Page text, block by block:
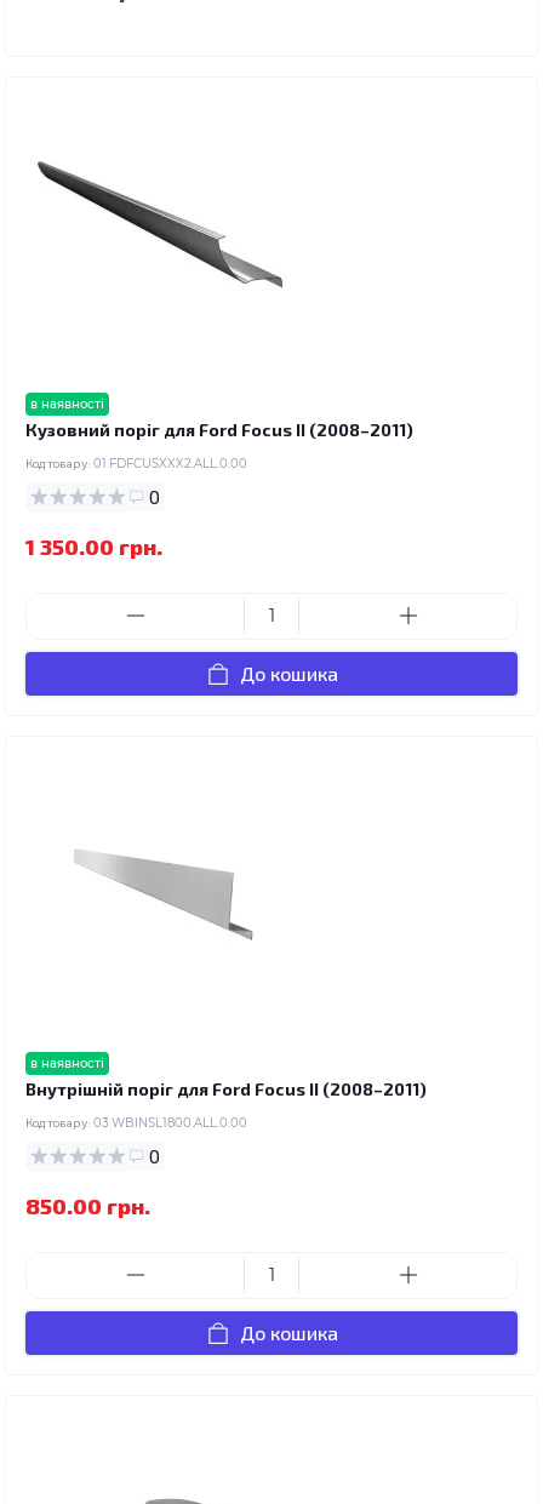
в наявності
Кузовний поріг для Ford Focus II (2008–2011)
Код товару: 01.FDFCUSXXX2.ALL.0.00
0
1 350.00 грн.
До кошика
в наявності
Внутрішній поріг для Ford Focus II (2008–2011)
Код товару: 03.WBINSL1800.ALL.0.00
0
850.00 грн.
До кошика